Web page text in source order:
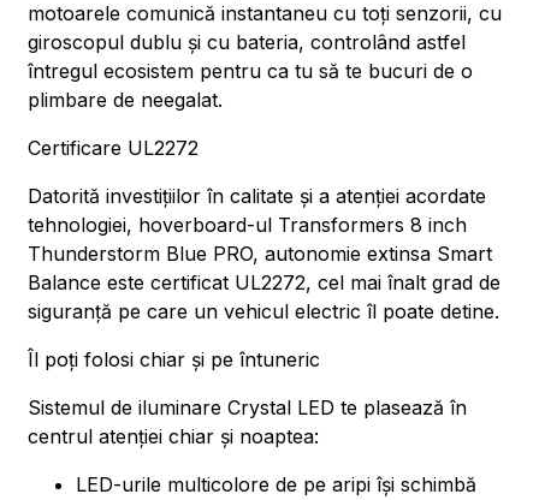
motoarele comunică instantaneu cu toți senzorii, cu
giroscopul dublu și cu bateria, controlând astfel
întregul ecosistem pentru ca tu să te bucuri de o
plimbare de neegalat.
Certificare UL2272
Datorită investițiilor în calitate și a atenției acordate
tehnologiei, hoverboard-ul Transformers 8 inch
Thunderstorm Blue PRO, autonomie extinsa Smart
Balance este certificat UL2272, cel mai înalt grad de
siguranță pe care un vehicul electric îl poate detine.
Îl poți folosi chiar și pe întuneric
Sistemul de iluminare Crystal LED te plasează în
centrul atenției chiar și noaptea:
LED-urile multicolore de pe aripi își schimbă